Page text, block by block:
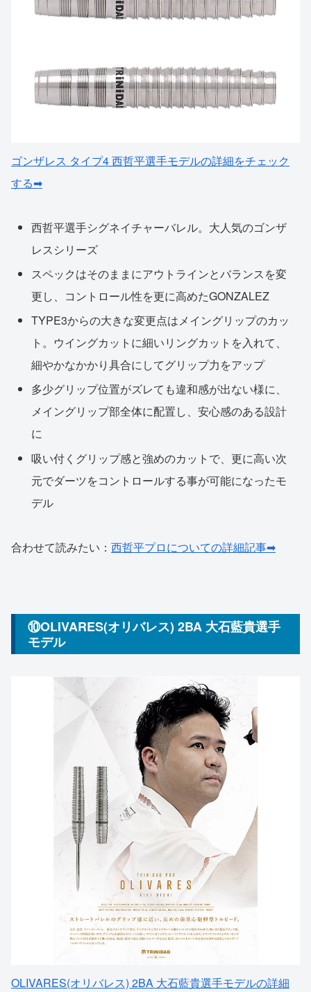
ゴンザレス タイプ4 西哲平選手モデルの詳細をチェック
する➡
西哲平選手シグネイチャーバレル。大人気のゴンザ
レスシリーズ
スペックはそのままにアウトラインとバランスを変
更し、コントロール性を更に高めたGONZALEZ
TYPE3からの大きな変更点はメイングリップのカッ
ト。ウイングカットに細いリングカットを入れて、
細やかなかかり具合にしてグリップ力をアップ
多少グリップ位置がズレても違和感が出ない様に、
メイングリップ部全体に配置し、安心感のある設計
に
吸い付くグリップ感と強めのカットで、更に高い次
元でダーツをコントロールする事が可能になったモ
デル
合わせて読みたい： 西哲平プロについての詳細記事➡
⑩OLIVARES(オリバレス) 2BA 大石藍貴選手
モデル
OLIVARES(オリバレス) 2BA 大石藍貴選手モデルの詳細